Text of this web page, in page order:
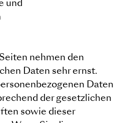
und
nehmen den
Daten sehr ernst.
Daten
der gesetzlichen
sowie dieser